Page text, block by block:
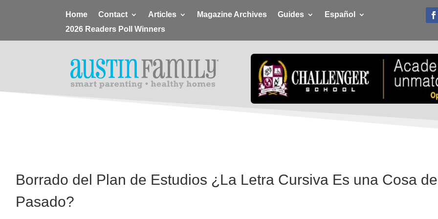
Home Contact Articles Magazine Archives Guides
Español
2026 Readers Poll Winners
Borrado del Plan de Estudios ¿La Letra Cursiva Es una Cosa
Pasado?